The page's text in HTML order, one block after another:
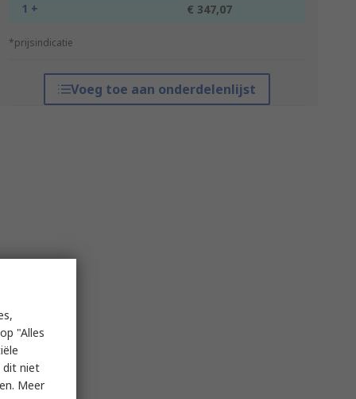
1 + € 347,07
*prijsindicatie
Voeg toe aan onderdelenlijst
"Alles
dit niet
Meer